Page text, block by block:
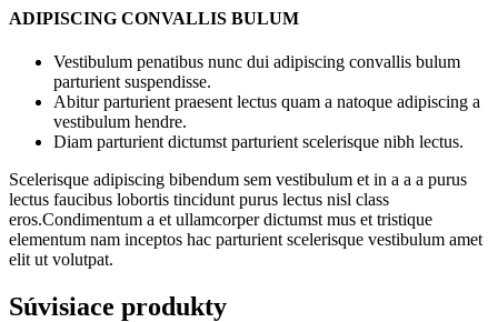
ADIPISCING CONVALLIS BULUM
Vestibulum penatibus nunc dui adipiscing convallis bulum
parturient suspendisse.
Abitur parturient praesent lectus quam a natoque adipiscing a
vestibulum hendre.
Diam parturient dictumst parturient scelerisque nibh lectus.
Scelerisque adipiscing bibendum sem vestibulum et in a a a purus
lectus faucibus lobortis tincidunt purus lectus nisl class
eros.Condimentum a et ullamcorper dictumst mus et tristique
elementum nam inceptos hac parturient scelerisque vestibulum amet
elit ut volutpat.
Súvisiace produkty